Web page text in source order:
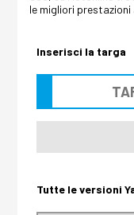
le migliori prestazioni
Inserisci la targa
Tutte le versioni